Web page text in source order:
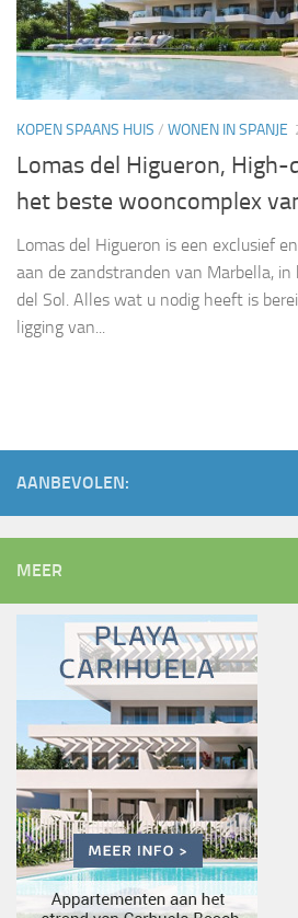
KOPEN SPAANS HUIS / WONEN IN SPANJE
Lomas del Higueron,
het beste wooncomplex
Lomas del Higueron is een exclusief
aan de zandstranden van Marbella,
del Sol. Alles wat u nodig heeft is
ligging van...
AANBEVOLEN:
MEER